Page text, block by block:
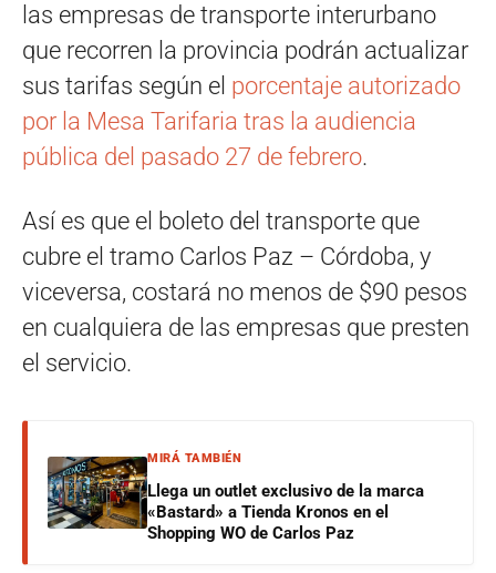
las empresas de transporte interurbano
que recorren la provincia podrán actualizar
sus tarifas según el porcentaje autorizado
por la Mesa Tarifaria tras la audiencia
pública del pasado 27 de febrero.
Así es que el boleto del transporte que
cubre el tramo Carlos Paz – Córdoba, y
viceversa, costará no menos de $90 pesos
en cualquiera de las empresas que presten
el servicio.
MIRÁ TAMBIÉN
Llega un outlet exclusivo de la marca
«Bastard» a Tienda Kronos en el
Shopping WO de Carlos Paz